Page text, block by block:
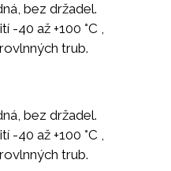
bez držadel.
-40 až +100 °C ,
trub.
bez držadel.
-40 až +100 °C ,
trub.